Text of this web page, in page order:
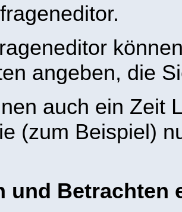
angeben, die
auch ein Zeit
(zum Beispiel)
und Betrachten